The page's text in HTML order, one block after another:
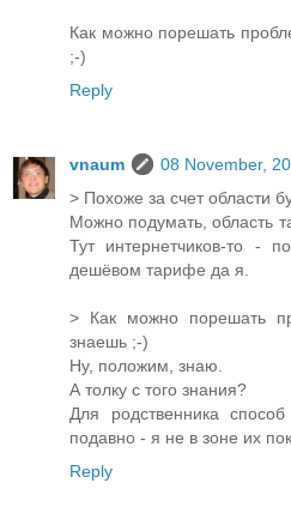
Как можно порешать
;-)
Reply
vnaum
08 November,
> Похоже за счет области
Можно подумать, область
Тут интернетчиков-то -
дешёвом тарифе да я.
> Как можно порешать
знаешь ;-)
Ну, положим, знаю.
А толку с того знания?
Для родственника
подавно - я не в зоне их
Reply